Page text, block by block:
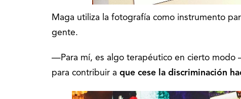
Maga utiliza la fotografía como instrumento
gente.
—Para mí, es algo terapéutico en cierto
para contribuir a que cese la discriminación